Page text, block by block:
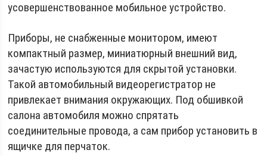
усовершенствованное мобильное устройство.
Приборы, не снабженные монитором, имеют
компактный размер, миниатюрный внешний вид,
зачастую используются для скрытой установки.
Такой автомобильный видеорегистратор не
привлекает внимания окружающих. Под обшивкой
салона автомобиля можно спрятать
соединительные провода, а сам прибор установить в
ящичке для перчаток.